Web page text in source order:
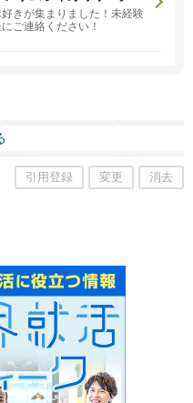
きが集まりました！未経験
ご連絡ください！
引用登録 変更 消去